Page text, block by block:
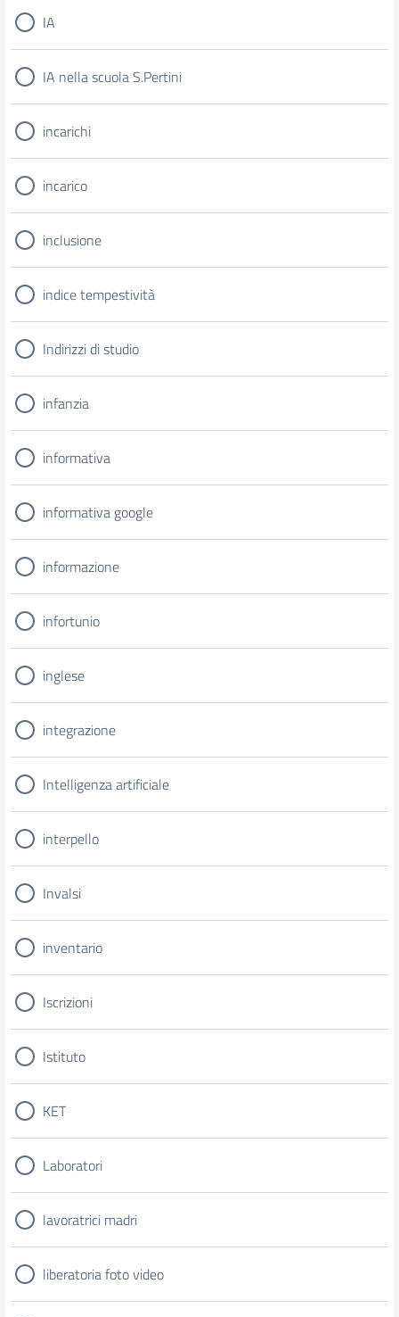
IA
IA nella scuola S.Pertini
incarichi
incarico
inclusione
indice tempestività
Indirizzi di studio
infanzia
informativa
informativa google
informazione
infortunio
inglese
integrazione
Intelligenza artificiale
interpello
Invalsi
inventario
Iscrizioni
Istituto
KET
Laboratori
lavoratrici madri
liberatoria foto video